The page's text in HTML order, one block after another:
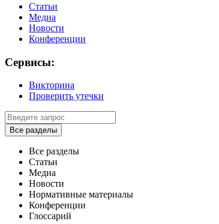
Статьи
Медиа
Новости
Конференции
Сервисы:
Викторина
Проверить утечки
Все разделы
Все разделы
Статьи
Медиа
Новости
Нормативные материалы
Конференции
Глоссарий